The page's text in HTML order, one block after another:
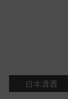
日本清酒